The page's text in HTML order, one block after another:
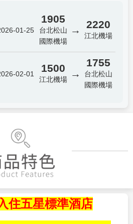
01-25
1905
台北松山
國際機場
→ 2220
江北機場
02-01 1500
江北機場 →
1755
台北松山
國際機場
住五星標準酒店